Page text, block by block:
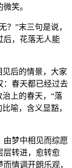
笑。
？”末三句是说，
后，花落无人能
后的情景，大家
：春天都已经过去
上的春天，“落
喻，含义显豁，
由梦中相见而综愿
层转进，愈转愈
情调开朗乐观，